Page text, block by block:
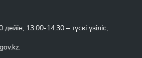
13:00-14:30 – түскі үзіліс,
.